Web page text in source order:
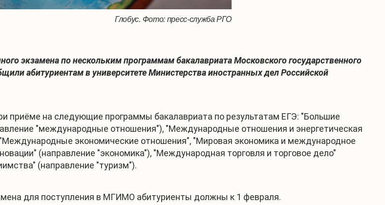
Глобус. Фото: пресс-служба РГО
экзамена по нескольким программам бакалавриата Московского государственного
абитуриентам в университете Министерства иностранных дел Российской
приёме на следующие программы бакалавриата по результатам ЕГЭ: "Большие
"международные отношения"), "Международные отношения и энергетическая
экономические отношения", "Мировая экономика и международное
(направление "экономика"), "Международная торговля и торговое дело"
(направление "туризм").
для поступления в МГИМО абитуриенты должны к 1 февраля.